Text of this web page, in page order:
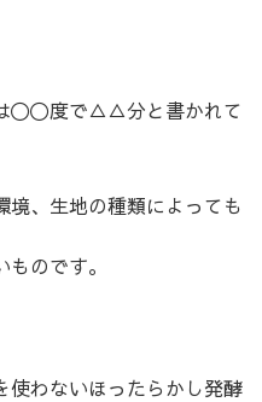
〇〇度で△△分と書かれて
境、生地の種類によっても
のです。
使わないほったらかし発酵